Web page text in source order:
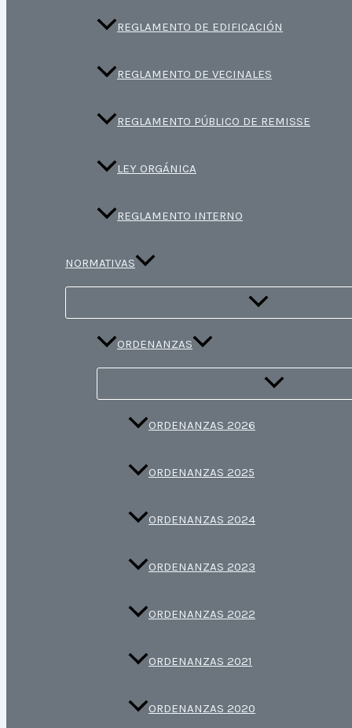
REGLAMENTO DE EDIFICACIÓN
REGLAMENTO DE VECINALES
REGLAMENTO PÚBLICO DE REMISSE
LEY ORGÁNICA
REGLAMENTO INTERNO
NORMATIVAS
ORDENANZAS
ORDENANZAS 2026
ORDENANZAS 2025
ORDENANZAS 2024
ORDENANZAS 2023
ORDENANZAS 2022
ORDENANZAS 2021
ORDENANZAS 2020